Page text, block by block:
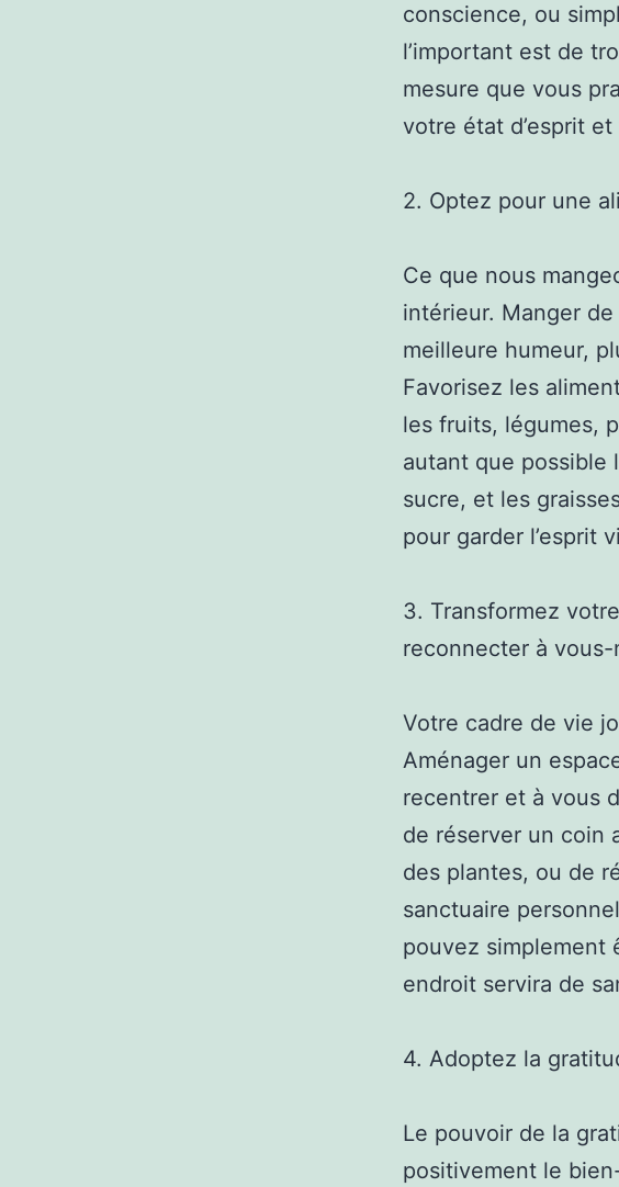
conscience, ou
l’important est de
mesure que vous
votre état d’esprit
2. Optez pour une
Ce que nous
intérieur. Manger
meilleure humeur,
Favorisez les
les fruits, légumes,
autant que possible
sucre, et les
pour garder l’esprit
3. Transformez
reconnecter à vous-
Votre cadre de vie
Aménager un
recentrer et à vous
de réserver un coin
des plantes, ou de
sanctuaire
pouvez simplement
endroit servira de
4. Adoptez la
Le pouvoir de la
positivement le